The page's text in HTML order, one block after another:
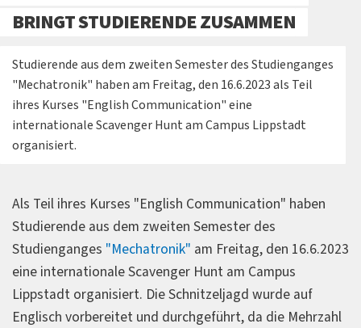
BRINGT STUDIERENDE ZUSAMMEN
Studierende aus dem zweiten Semester des Studienganges
"Mechatronik" haben am Freitag, den 16.6.2023 als Teil
ihres Kurses "English Communication" eine
internationale Scavenger Hunt am Campus Lippstadt
organisiert.
Als Teil ihres Kurses "English Communication" haben
Studierende aus dem zweiten Semester des
Studienganges "Mechatronik" am Freitag, den 16.6.2023
eine internationale Scavenger Hunt am Campus
Lippstadt organisiert. Die Schnitzeljagd wurde auf
Englisch vorbereitet und durchgeführt, da die Mehrzahl